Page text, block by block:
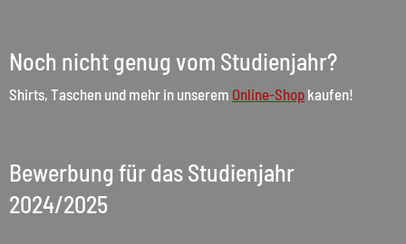
Noch nicht genug vom Studienjahr?
Shirts, Taschen und mehr in unserem Online-Shop kaufen!
Bewerbung für das Studienjahr
2024/2025